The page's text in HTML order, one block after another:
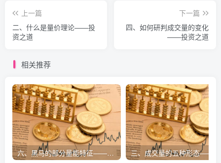
上一篇
二、什么是量价理论——投
资之道
下一篇
四、如何研判成交量的变化
——投资之道
相关推荐
六、黑马的部分量能特征——投资之道